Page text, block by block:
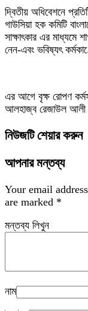
দ্বিতীয় অধিবেশনে
গাউসিয়া হক কমিটি
সাক্ষাৎকার এর মাধ্যমে
নেন-এবং ভবিষ্যৎ
এর আগে বৃক্ষ রোপণ
আলহাজ্ব রেজাউল আলী
নিউজটি শেয়ার করুন
আপনার মন্তব্য
Your email
are marked *
মন্তব্য লিখুন
নাম